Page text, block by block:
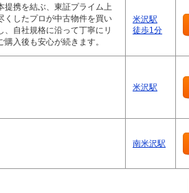
提携を結ぶ、東証プライム上
くしたプロが中古物件を買い
、自社規格に沿って丁寧にリ
入後も安心が続きます。
米沢駅
徒歩1分
米沢駅
南米沢駅